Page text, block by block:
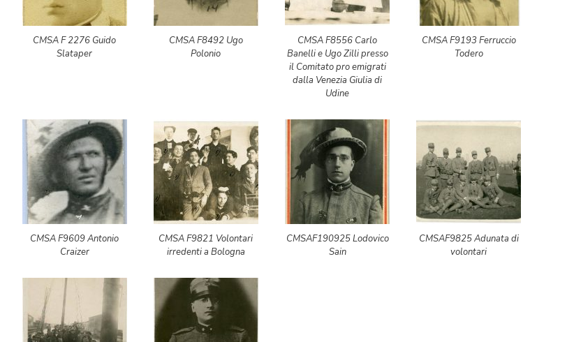
CMSA F 2276 Guido
Slataper
CMSA F8492 Ugo
Polonio
CMSA F8556 Carlo
Banelli e Ugo Zilli presso
il Comitato pro emigrati
dalla Venezia Giulia di
Udine
CMSA F9193 Ferruccio
Todero
CMSA F9609 Antonio
Craizer
CMSA F9821 Volontari
irredenti a Bologna
CMSAF190925 Lodovico
Sain
CMSAF9825 Adunata di
volontari